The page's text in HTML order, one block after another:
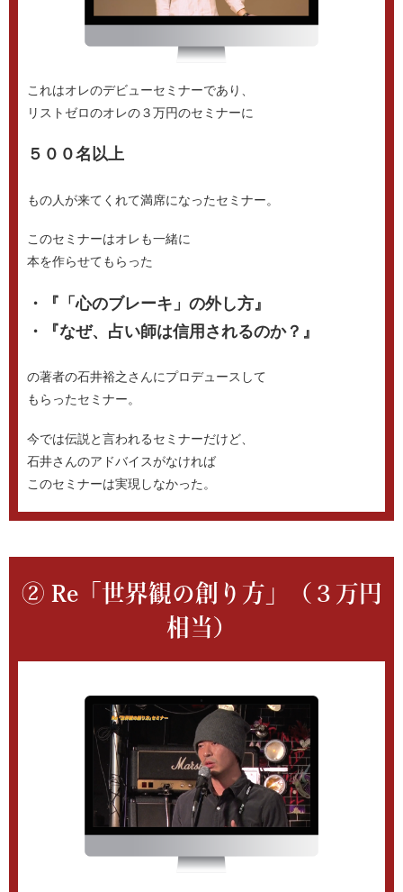
これはオレのデビューセミナーであり、
リストゼロのオレの３万円のセミナーに
５００名以上
もの人が来てくれて満席になったセミナー。
このセミナーはオレも一緒に
本を作らせてもらった
・『「心のブレーキ」の外し方』
・『なぜ、占い師は信用されるのか？』
の著者の石井裕之さんにプロデュースして
もらったセミナー。
今では伝説と言われるセミナーだけど、
石井さんのアドバイスがなければ
このセミナーは実現しなかった。
② Re「世界観の創り方」（３万円
相当）